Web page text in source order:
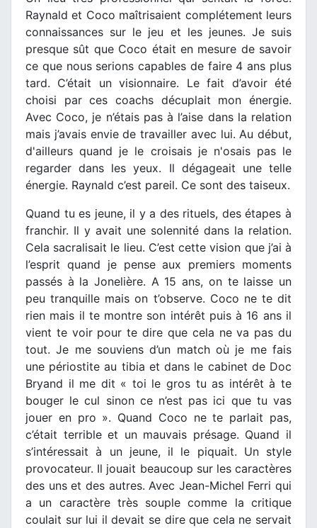
Raynald et Coco maîtrisaient complétement leurs
connaissances sur le jeu et les jeunes. Je suis
presque sût que Coco était en mesure de savoir
ce que nous serions capables de faire 4 ans plus
tard. C’était un visionnaire. Le fait d’avoir été
choisi par ces coachs décuplait mon énergie.
Avec Coco, je n’étais pas à l’aise dans la relation
mais j’avais envie de travailler avec lui. Au début,
d'ailleurs quand je le croisais je n'osais pas le
regarder dans les yeux. Il dégageait une telle
énergie. Raynald c’est pareil. Ce sont des taiseux.
Quand tu es jeune, il y a des rituels, des étapes à
franchir. Il y avait une solennité dans la relation.
Cela sacralisait le lieu. C’est cette vision que j’ai à
l’esprit quand je pense aux premiers moments
passés à la Jonelière. A 15 ans, on te laisse un
peu tranquille mais on t’observe. Coco ne te dit
rien mais il te montre son intérêt puis à 16 ans il
vient te voir pour te dire que cela ne va pas du
tout. Je me souviens d’un match où je me fais
une périostite au tibia et dans le cabinet de Doc
Bryand il me dit « toi le gros tu as intérêt à te
bouger le cul sinon ce n’est pas ici que tu vas
jouer en pro ». Quand Coco ne te parlait pas,
c’était terrible et un mauvais présage. Quand il
s’intéressait à un jeune, il le piquait. Un style
provocateur. Il jouait beaucoup sur les caractères
des uns et des autres. Avec Jean-Michel Ferri qui
a un caractère très souple comme la critique
coulait sur lui il devait se dire que cela ne servait